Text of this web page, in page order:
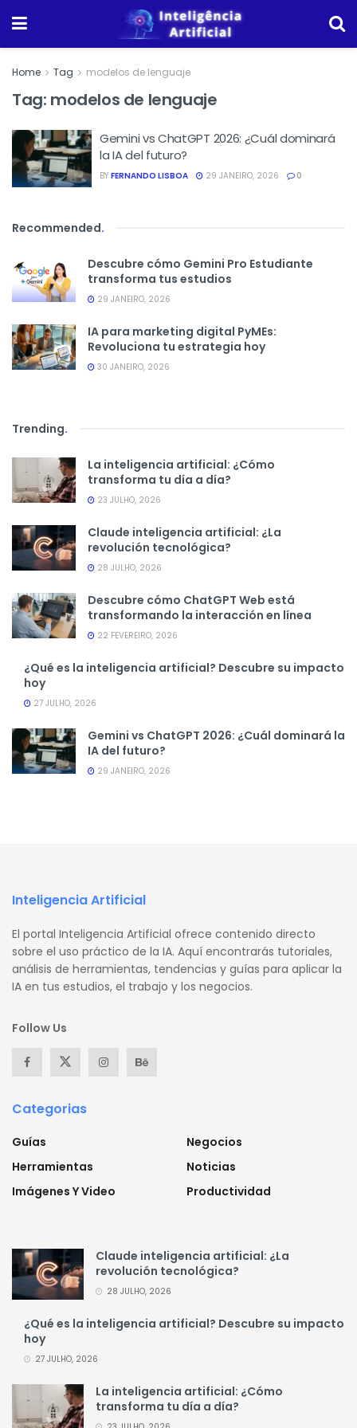
Home Tag modelos de lenguaje
Tag: modelos de lenguaje
Gemini vs ChatGPT 2026: ¿Cuál dominará
la IA del futuro?
BY FERNANDO LISBOA 29 JANEIRO, 2026 0
Recommended.
Descubre cómo Gemini Pro Estudiante
transforma tus estudios
29 JANEIRO, 2026
IA para marketing digital PyMEs:
Revoluciona tu estrategia hoy
30 JANEIRO, 2026
Trending.
La inteligencia artificial: ¿Cómo
transforma tu día a día?
23 JULHO, 2026
Claude inteligencia artificial: ¿La
revolución tecnológica?
28 JULHO, 2026
Descubre cómo ChatGPT Web está
transformando la interacción en línea
22 FEVEREIRO, 2026
¿Qué es la inteligencia artificial? Descubre su impacto
hoy
27 JULHO, 2026
Gemini vs ChatGPT 2026: ¿Cuál dominará la
IA del futuro?
29 JANEIRO, 2026
Inteligencia Artificial
El portal Inteligencia Artificial ofrece contenido directo
sobre el uso práctico de la IA. Aquí encontrarás tutoriales,
análisis de herramientas, tendencias y guías para aplicar la
IA en tus estudios, el trabajo y los negocios.
Follow Us
Categorias
Guías
Herramientas
Imágenes Y Video
Negocios
Noticias
Productividad
Claude inteligencia artificial: ¿La
revolución tecnológica?
28 JULHO, 2026
¿Qué es la inteligencia artificial? Descubre su impacto
hoy
27 JULHO, 2026
La inteligencia artificial: ¿Cómo
transforma tu día a día?